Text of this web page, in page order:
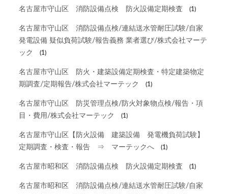
名古屋市守山区 消防設備点検 防火設備定期検査 (1)
名古屋市守山区 消防設備点検/連結送水管耐圧試験/自家
発電設備 疑似負荷試験/報告義務 業者選び/株式会社マーテ
ック
(1)
名古屋市守山区 防火・建築設備定期検査・特定建築物定
期調査/定期報告/株式会社マーテック
(1)
名古屋市守山区 防災管理点検/防火対象物点検/報告・項
目・費用/株式会社マーテック
(1)
名古屋市守山区【防火設備 建築設備 発電機負荷試験】
定期調査・検査・報告 ⇒ マーテックへ
(1)
名古屋市昭和区 消防設備点検 防火設備定期検査 (1)
名古屋市昭和区 消防設備点検/連結送水管耐圧試験/自家